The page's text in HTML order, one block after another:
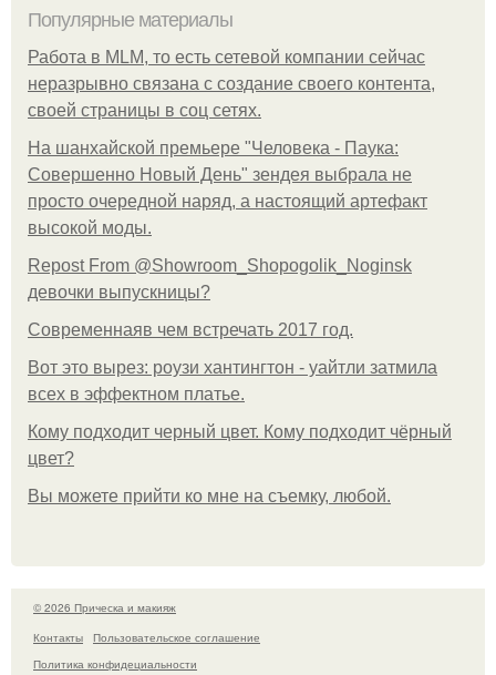
Популярные материалы
Работа в MLM, то есть сетевой компании сейчас
неразрывно связана с создание своего контента,
своей страницы в соц сетях.
На шанхайской премьере "Человека - Паука:
Совершенно Новый День" зендея выбрала не
просто очередной наряд, а настоящий артефакт
высокой моды.
Repost From @Showroom_Shopogolik_Noginsk
девочки выпускницы?
Современнаяв чем встречать 2017 год.
Вот это вырез: роузи хантингтон - уайтли затмила
всех в эффектном платьe.
Кому подходит черный цвет. Кому подходит чёрный
цвет?
Вы можете прийти ко мне на съемку, любой.
© 2026 Прическа и макияж
Контакты
Пользовательское соглашение
Политика конфидециальности